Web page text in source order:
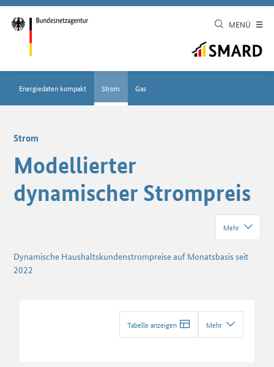
MENÜ
Energiedaten kompakt Strom Gas
Strom
Modellierter
dynamischer Strompreis
Mehr
Dynamische Haushaltskundenstrompreise auf Monatsbasis seit
2022
Tabelle anzeigen Mehr